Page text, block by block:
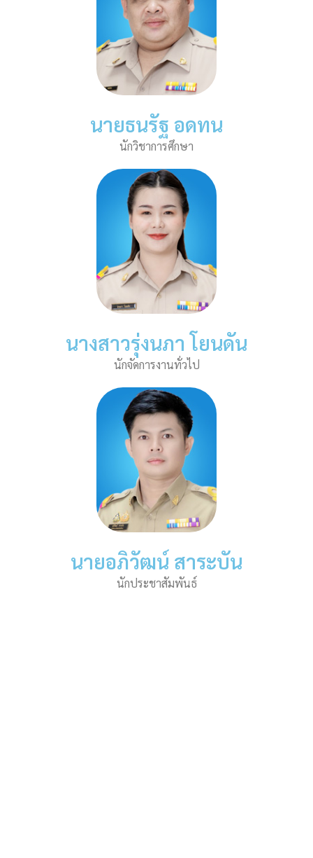
นายธนรัฐ อดทน
นักวิชาการศึกษา
นางสาวรุ่งนภา โยนดัน
นักจัดการงานทั่วไป
นายอภิวัฒน์ สาระบัน
นักประชาสัมพันธ์